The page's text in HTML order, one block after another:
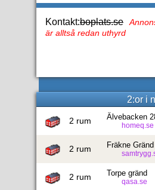
Kontakt:boplats.se
är alltså redan uthyrd
2:or i
2 rum Älvebacken
homeq.se
2 rum Fräkne
2 rum Torpe gränd
qasa.se